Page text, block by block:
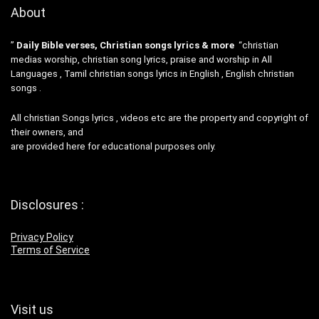
About
” Daily Bible verses, Christian songs lyrics & more “christian
medias worship, christian song lyrics, praise and worship in All
Languages , Tamil christian songs lyrics in English , English christian
songs .
All christian Songs lyrics , videos etc are the property and copyright of
their owners, and
are provided here for educational purposes only.
Disclosures :
Privacy Policy
Terms of Service
Visit us